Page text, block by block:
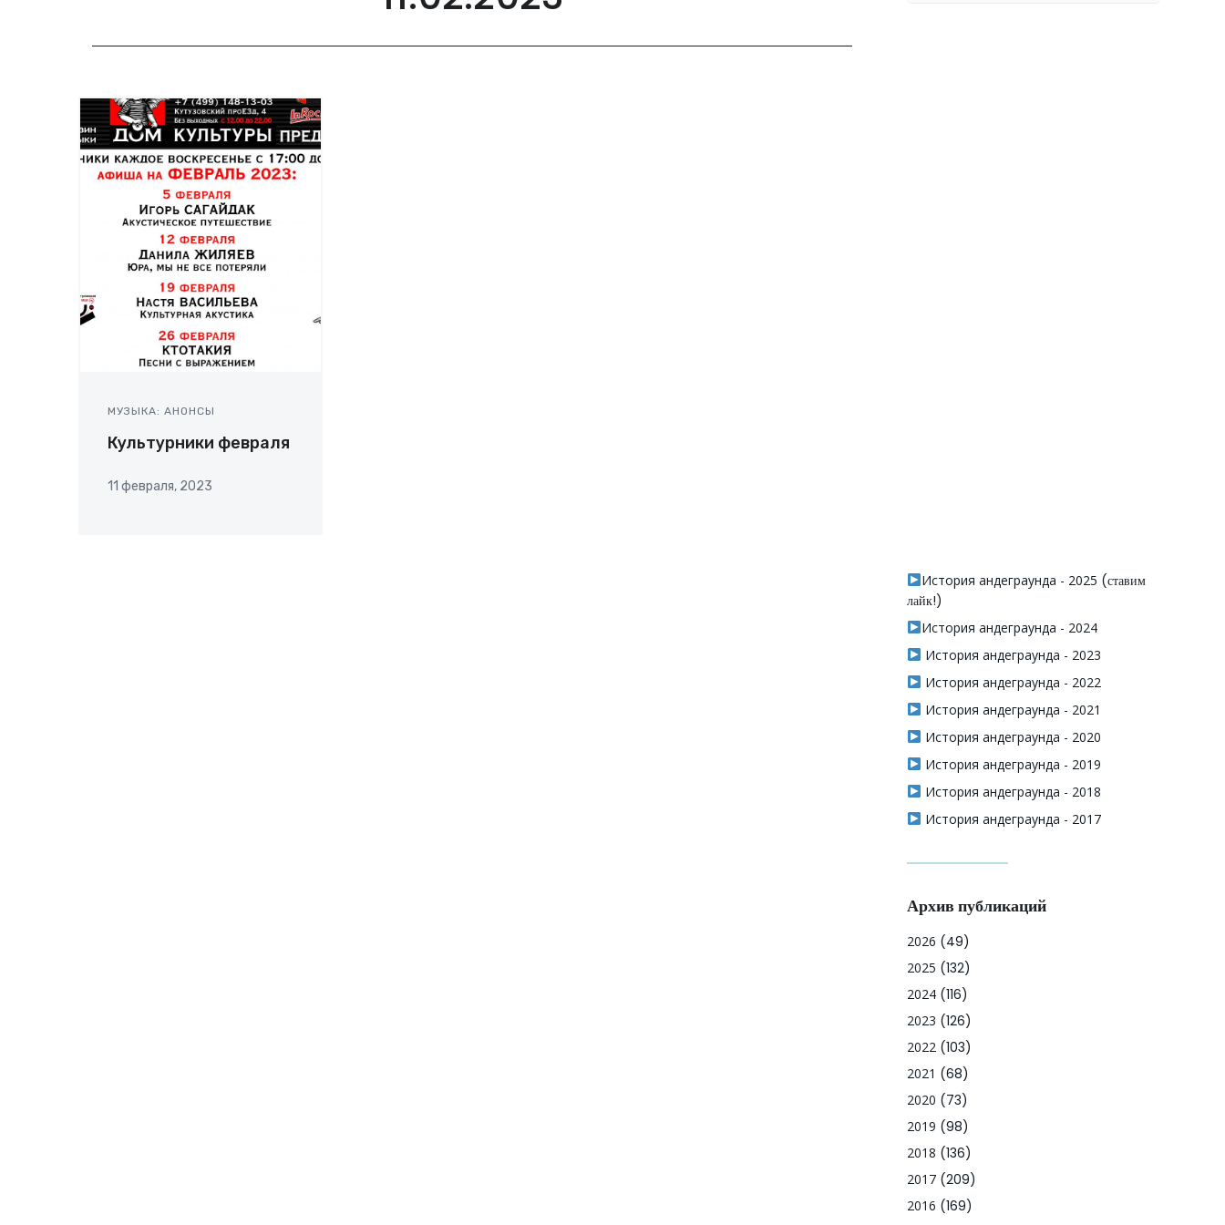
МУЗЫКА: АНОНСЫ
Культурники февраля
11 февраля, 2023
История андеграунда - 2025 (ставим
лайк!)
История андеграунда - 2024
История андеграунда - 2023
История андеграунда - 2022
История андеграунда - 2021
История андеграунда - 2020
История андеграунда - 2019
История андеграунда - 2018
История андеграунда - 2017
Архив публикаций
2026 (49)
2025 (132)
2024 (116)
2023 (126)
2022 (103)
2021 (68)
2020 (73)
2019 (98)
2018 (136)
2017 (209)
2016 (169)